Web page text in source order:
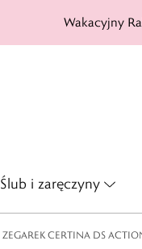
Wakacyjny
Ślub i zaręczyny
ZEGAREK CERTINA DS